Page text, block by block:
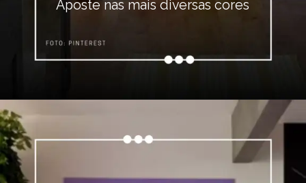
Aposte nas mais diversas cores